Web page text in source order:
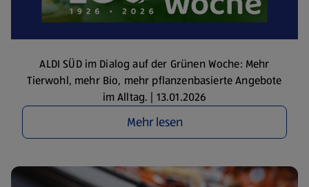
ALDI SÜD im Dialog auf der Grünen Woche: Mehr
Tierwohl, mehr Bio, mehr pflanzenbasierte Angebote
im Alltag. | 13.01.2026
Mehr lesen